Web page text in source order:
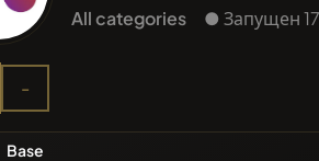
Тренды
All categories ● Запущен
-
Base